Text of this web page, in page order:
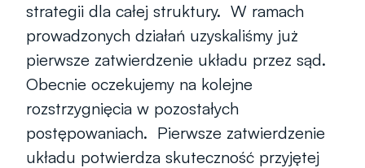
strategii dla całej struktury.  W ramach
prowadzonych działań uzyskaliśmy już
pierwsze zatwierdzenie układu przez sąd.
Obecnie oczekujemy na kolejne
rozstrzygnięcia w pozostałych
postępowaniach.  Pierwsze zatwierdzenie
układu potwierdza skuteczność przyjętej